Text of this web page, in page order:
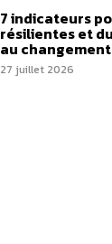
7 indicateurs
résilientes et
au
27 juillet 2026